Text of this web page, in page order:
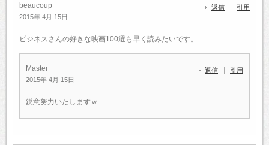
beaucoup
2015年 4月 15日
返信 引用
ビジネスさんの好きな映画100選も早く読みたいです。
Master
2015年 4月 15日
返信 引用
鋭意努力いたしますｗ